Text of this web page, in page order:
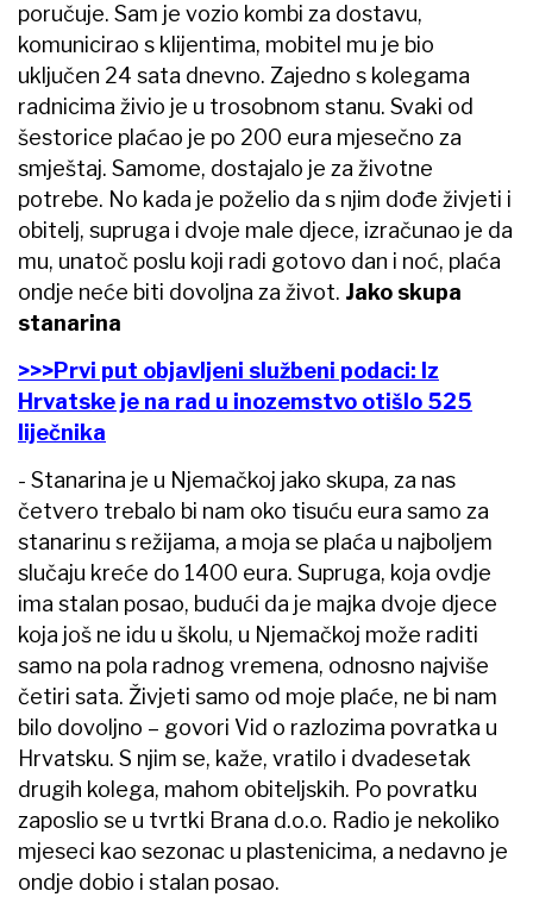
poručuje. Sam je vozio kombi za dostavu,
komunicirao s klijentima, mobitel mu je bio
uključen 24 sata dnevno. Zajedno s kolegama
radnicima živio je u trosobnom stanu. Svaki od
šestorice plaćao je po 200 eura mjesečno za
smještaj. Samome, dostajalo je za životne
potrebe. No kada je poželio da s njim dođe živjeti i
obitelj, supruga i dvoje male djece, izračunao je da
mu, unatoč poslu koji radi gotovo dan i noć, plaća
ondje neće biti dovoljna za život. Jako skupa
stanarina
>>>Prvi put objavljeni službeni podaci: Iz
Hrvatske je na rad u inozemstvo otišlo 525
liječnika
- Stanarina je u Njemačkoj jako skupa, za nas
četvero trebalo bi nam oko tisuću eura samo za
stanarinu s režijama, a moja se plaća u najboljem
slučaju kreće do 1400 eura. Supruga, koja ovdje
ima stalan posao, budući da je majka dvoje djece
koja još ne idu u školu, u Njemačkoj može raditi
samo na pola radnog vremena, odnosno najviše
četiri sata. Živjeti samo od moje plaće, ne bi nam
bilo dovoljno – govori Vid o razlozima povratka u
Hrvatsku. S njim se, kaže, vratilo i dvadesetak
drugih kolega, mahom obiteljskih. Po povratku
zaposlio se u tvrtki Brana d.o.o. Radio je nekoliko
mjeseci kao sezonac u plastenicima, a nedavno je
ondje dobio i stalan posao.